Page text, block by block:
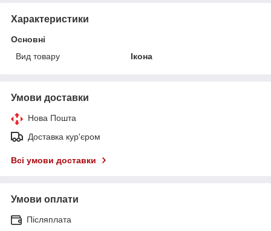
Характеристики
Основні
Вид товару
Ікона
Умови доставки
Нова Пошта
Доставка кур'єром
Всі умови доставки
Умови оплати
Післяплата